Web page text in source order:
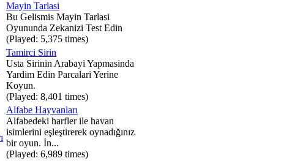
Mayin Tarlasi
Bu Gelismis Mayin Tarlasi
Oyununda Zekanizi Test Edin
(Played: 5,375 times)
Tamirci Sirin
Usta Sirinin Arabayi Yapmasinda
Yardim Edin Parcalari Yerine
Koyun.
(Played: 8,401 times)
Alfabe Hayvanları
Alfabedeki harfler ile havan
isimlerini eşleştirerek oynadığınız
bir oyun. İn...
(Played: 6,989 times)